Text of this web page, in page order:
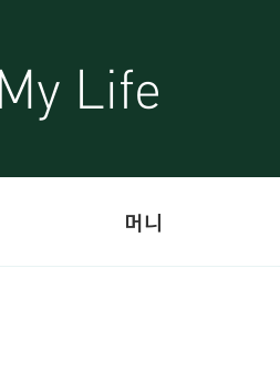
머니